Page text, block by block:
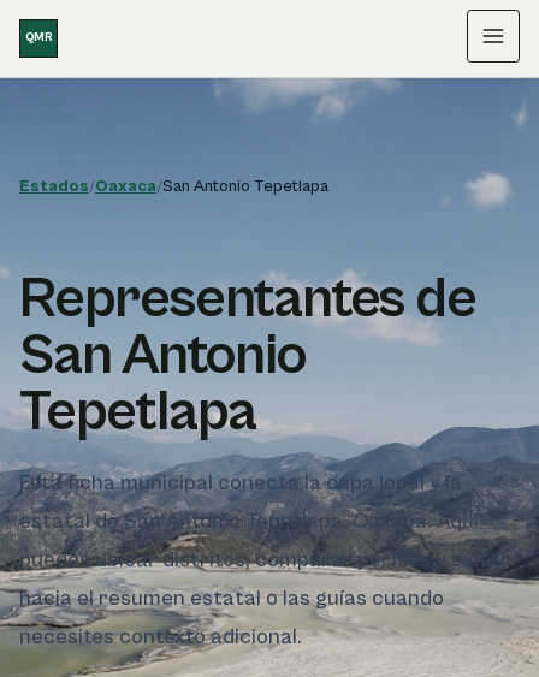
QMR Menú
Estados/Oaxaca/San Antonio Tepetlapa
Representantes de
San Antonio
Tepetlapa
Esta ficha municipal conecta la capa local y la
estatal de San Antonio Tepetlapa, Oaxaca. Aquí
puedes ubicar distritos, comparar perfiles y saltar
hacia el resumen estatal o las guías cuando
necesites contexto adicional.